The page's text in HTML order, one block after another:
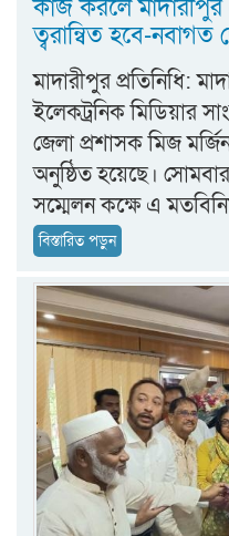
কাজ করলে মাদারীপুর
ত্বরান্বিত হবে-নবাগত
মাদারীপুর প্রতিনিধি:
ইলেকট্রনিক মিডিয়ার
জেলা প্রশাসক মিজ
অনুষ্ঠিত হয়েছে।
সম্মেলন কক্ষে এ
বিস্তারিত পড়ুন